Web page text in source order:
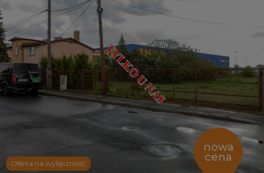
15
Oferta na wyłączność
nowa
cena